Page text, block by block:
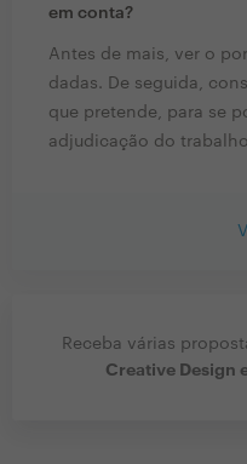
em conta?
Antes de mais, ver o
dadas. De seguida,
que pretende, para se
adjudicação do
Receba várias
Creative Design